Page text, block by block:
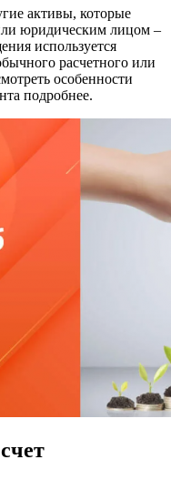
активы, которые
юридическим лицом –
используется
расчетного или
особенности
подробнее.